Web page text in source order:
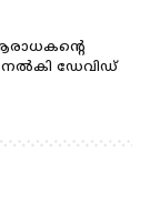
നൽകി ഡേവിഡ്